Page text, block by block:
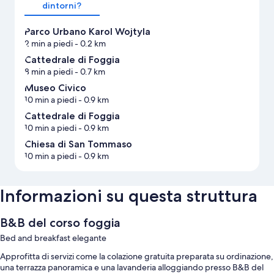
dintorni?
Parco Urbano Karol Wojtyla
2 min a piedi- 0.2 km
Cattedrale di Foggia
8 min a piedi- 0.7 km
Museo Civico
10 min a piedi- 0.9 km
Cattedrale di Foggia
10 min a piedi- 0.9 km
Chiesa di San Tommaso
10 min a piedi- 0.9 km
Informazioni su questa struttura
B&B del corso foggia
Bed and breakfast elegante
Approfitta di servizi come la colazione gratuita preparata su ordinazione,
una terrazza panoramica e una lavanderia alloggiando presso B&B del